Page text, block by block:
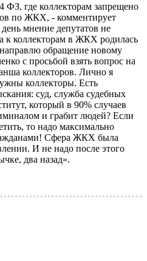
где коллекторам запрещено
по ЖКХ, - комментирует
мнение депутатов не
к коллекторам в ЖКХ родилась
обращение новому
с просьбой взять вопрос на
коллекторов. Лично я
коллекторы. Есть
суд, служба судебных
который в 90% случаев
и грабит людей? Если
то надо максимально
Сфера ЖКХ была
И не надо после этого
два назад».